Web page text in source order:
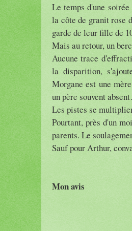
Le temps d'une
la côte de granit rose
garde de leur fille de
Mais au retour, un
Aucune trace
la disparition,
Morgane est une
un père souvent
Les pistes se
Pourtant, près d'un
parents. Le
Sauf pour Arthur,
Mon avis